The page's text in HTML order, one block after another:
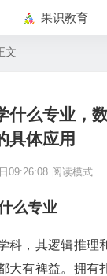
果识教育
文
什么专业，
具体应用
09:26:08 阅读模式
么专业
科，其逻辑推理
大有裨益。拥有